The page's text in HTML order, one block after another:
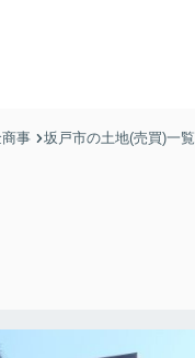
事 坂戸市の土地(売買)一覧